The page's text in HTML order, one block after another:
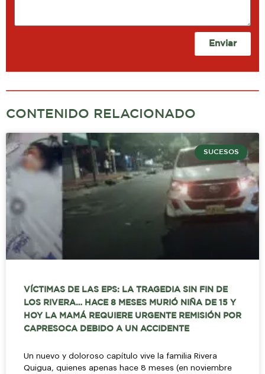
Enviar
CONTENIDO RELACIONADO
SUCESOS
VÍCTIMAS DE LAS EPS: LA TRAGEDIA SIN FIN DE
LOS RIVERA… HACE 8 MESES MURIÓ NIÑA DE 15 Y
HOY LA MAMÁ REQUIERE URGENTE REMISIÓN POR
CAPRESOCA DEBIDO A UN ACCIDENTE
Un nuevo y doloroso capítulo vive la familia Rivera
Quigua, quienes apenas hace 8 meses (en noviembre